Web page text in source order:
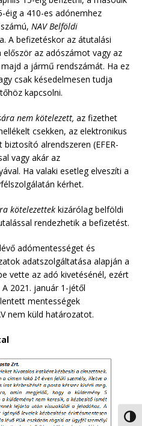
éig a 410-es adónemhez
számú, NAV Belföldi
A befizetéskor az átutalási
az adószámot vagy az
a jármű rendszámát. Ha ez
csak késedelmesen tudja
kapcsolni.
nem kötelezett, az fizethet
csekken, az elektronikus
alrendszeren (EFER-
vagy akár az
Ha valaki esetleg elveszíti a
kérhet.
kötelezettek kizárólag belföldi
rendezhetik a befizetést.
adómentességet és
adatszolgáltatása alapján a
vette az adó kivetésénél, ezért
2021. január 1-jétől
mentességek
nem küld határozatot.